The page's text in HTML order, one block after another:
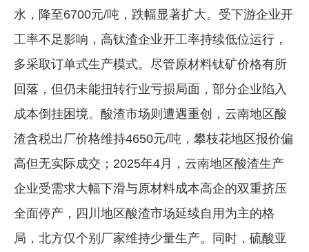
水，降至6700元/吨，跌幅显著扩大。受下游企业开
工率不足影响，高钛渣企业开工率持续低位运行，
多采取订单式生产模式。尽管原材料钛矿价格有所
回落，但仍未能扭转行业亏损局面，部分企业陷入
成本倒挂困境。酸渣市场则遭遇重创，云南地区酸
渣含税出厂价格维持4650元/吨，攀枝花地区报价偏
高但无实际成交；2025年4月，云南地区酸渣生产
企业受需求大幅下滑与原材料成本高企的双重挤压
全面停产，四川地区酸渣市场延续自用为主的格
局，北方仅个别厂家维持少量生产。同时，硫酸亚